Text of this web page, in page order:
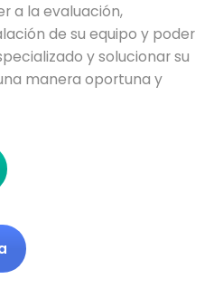
a la evaluación,
de su equipo y poder
y solucionar su
manera oportuna y